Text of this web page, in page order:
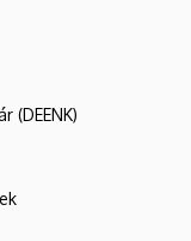
(DEENK)